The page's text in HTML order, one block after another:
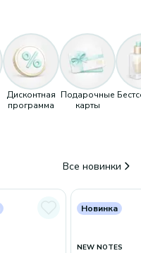
Дисконтная
программа
Подарочные
карты
Все новинки
Новинка
NEW NOTES